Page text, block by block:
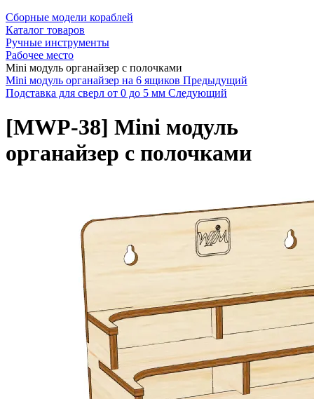
Сборные модели кораблей
Каталог товаров
Ручные инструменты
Рабочее место
Mini модуль органайзер с полочками
Mini модуль органайзер на 6 ящиков Предыдущий
Подставка для сверл от 0 до 5 мм Следующий
[MWP-38] Mini модуль
органайзер с полочками